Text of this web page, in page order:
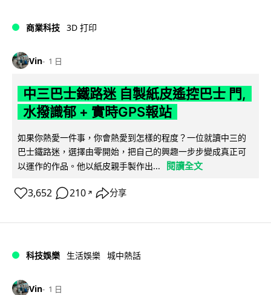
商業科技 3D 打印
Vin 1 日
中三巴士鐵路迷 自製紙皮遙控巴士 門,
水撥識郁 + 實時GPS報站
如果你熱愛一件事，你會熱愛到怎樣的程度？一位就讀中三的
巴士鐵路迷，選擇由零開始，把自己的興趣一步步變成真正可
以運作的作品。他以紙皮親手製作出...
閱讀全文
3,652 210 ↗ 分享
科技娛樂 生活娛樂 城中熱話
Vin 1 日